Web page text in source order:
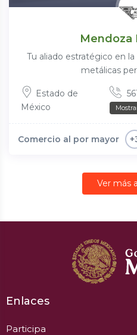
Mendoza
Tu aliado estratégico en
metálicas
Estado de
México
Comercio al por mayor
Ver más
Enlaces
Participa